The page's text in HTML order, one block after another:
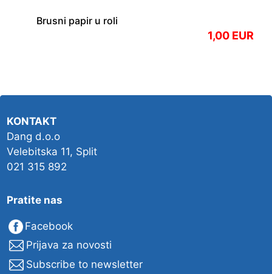
Brusni papir u roli
1,00 EUR
KONTAKT
Dang d.o.o
Velebitska 11, Split
021 315 892
Pratite nas
Facebook
Prijava za novosti
Subscribe to newsletter